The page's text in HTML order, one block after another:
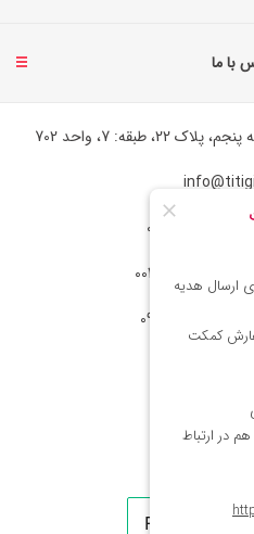
با ما
طبقه: 7، واحد 702